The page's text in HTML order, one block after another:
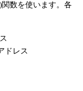
関数を使います。各
ドレス